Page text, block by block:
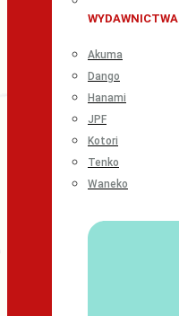
WYDAWNICTWA
Akuma
Dango
Hanami
JPF
Kotori
Tenko
Waneko